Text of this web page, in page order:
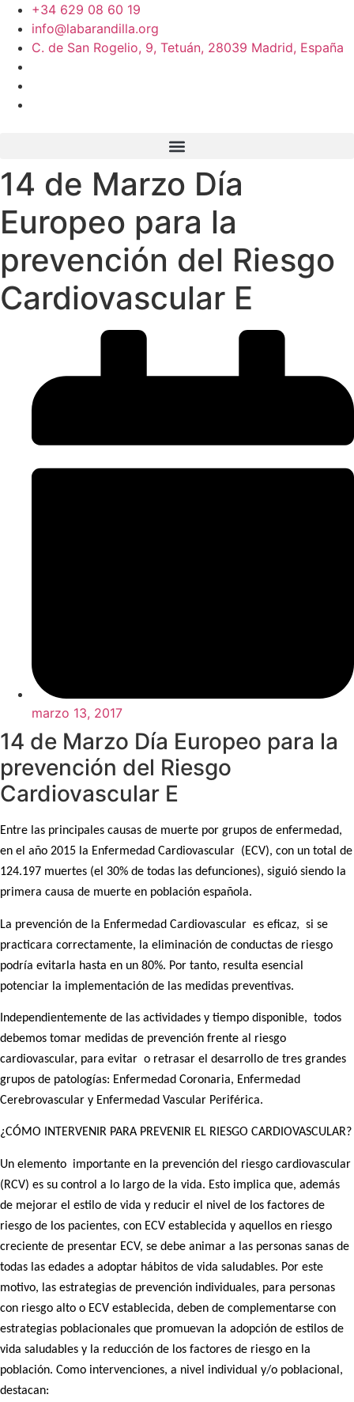
+34 629 08 60 19
info@labarandilla.org
C. de San Rogelio, 9, Tetuán, 28039 Madrid, España
14 de Marzo Día
Europeo para la
prevención del Riesgo
Cardiovascular E
marzo 13, 2017
14 de Marzo Día Europeo para la
prevención del Riesgo
Cardiovascular E
Entre las principales causas de muerte por grupos de enfermedad,
en el año 2015 la Enfermedad Cardiovascular (ECV), con un total de
124.197 muertes (el 30% de todas las defunciones), siguió siendo la
primera causa de muerte en población española.
La prevención de la Enfermedad Cardiovascular es eficaz, si se
practicara correctamente, la eliminación de conductas de riesgo
podría evitarla hasta en un 80%. Por tanto, resulta esencial
potenciar la implementación de las medidas preventivas.
Independientemente de las actividades y tiempo disponible, todos
debemos tomar medidas de prevención frente al riesgo
cardiovascular, para evitar o retrasar el desarrollo de tres grandes
grupos de patologías: Enfermedad Coronaria, Enfermedad
Cerebrovascular y Enfermedad Vascular Periférica.
¿CÓMO INTERVENIR PARA PREVENIR EL RIESGO CARDIOVASCULAR?
Un elemento importante en la prevención del riesgo cardiovascular
(RCV) es su control a lo largo de la vida. Esto implica que, además
de mejorar el estilo de vida y reducir el nivel de los factores de
riesgo de los pacientes, con ECV establecida y aquellos en riesgo
creciente de presentar ECV, se debe animar a las personas sanas de
todas las edades a adoptar hábitos de vida saludables. Por este
motivo, las estrategias de prevención individuales, para personas
con riesgo alto o ECV establecida, deben de complementarse con
estrategias poblacionales que promuevan la adopción de estilos de
vida saludables y la reducción de los factores de riesgo en la
población. Como intervenciones, a nivel individual y/o poblacional,
destacan: